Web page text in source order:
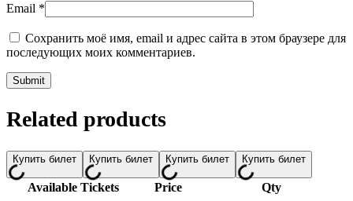
Email *
Сохранить моё имя, email и адрес сайта в этом браузере для
последующих моих комментариев.
Related products
Купить билет Купить билет Купить билет Купить билет
Available Tickets Price Qty